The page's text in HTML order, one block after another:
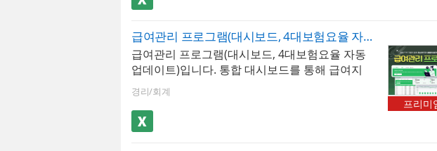
명서, 경력증명서, 퇴직증명서, 근로계약서를 작
서 등으로 자동으로 불러와서 출력 할 수 있습니
급여관리 프로그램(대시보드, 4대보험요율 자동 업데이트, 급여대장, 급여명세서, 급여입금내역서, 급여결산보고서, 재직증명서, 근로계약서)
급여관리 프로그램(대시보드, 4대보험요율 자동
업데이트)입니다. 통합 대시보드를 통해 급여지
급내역 등을 그래프 형태로 시각화하여 제공함으
로써, 사용자는 복잡한 데이터를 한 눈에 직관적
으로 파악하고 분석할 수 있습니다. 최대 500명까
지 입력 가능하며, 근로소득세, 4대보험 등 공제
경리/회계
프리미